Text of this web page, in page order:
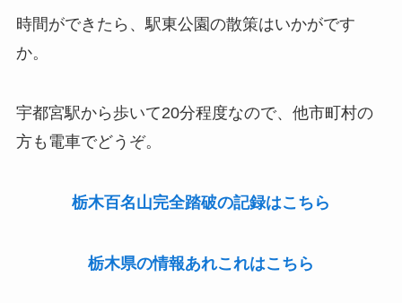
時間ができたら、駅東公園の散策はいかがです
か。
宇都宮駅から歩いて20分程度なので、他市町村の
方も電車でどうぞ。
栃木百名山完全踏破の記録はこちら
栃木県の情報あれこれはこちら